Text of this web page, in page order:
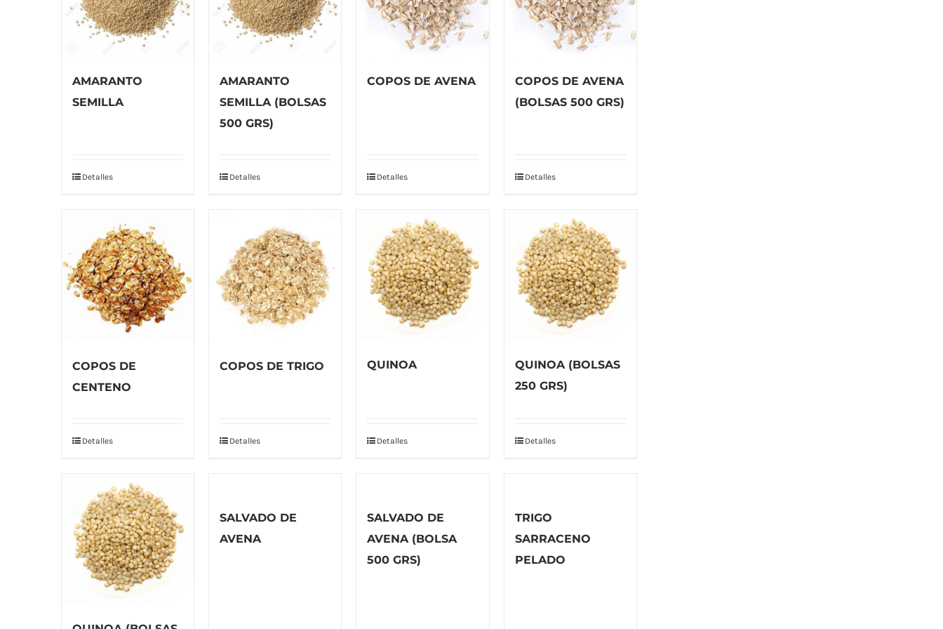
AMARANTO
SEMILLA
Detalles
AMARANTO
SEMILLA (BOLSAS
500 GRS)
Detalles
COPOS DE AVENA
Detalles
COPOS DE AVENA
(BOLSAS 500 GRS)
Detalles
COPOS DE
CENTENO
Detalles
COPOS DE TRIGO
Detalles
QUINOA
Detalles
QUINOA (BOLSAS
250 GRS)
Detalles
SALVADO DE
AVENA
SALVADO DE
AVENA (BOLSA
500 GRS)
TRIGO
SARRACENO
PELADO